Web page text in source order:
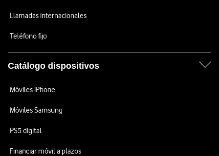
Llamadas internacionales
Teléfono fijo
Catálogo dispositivos
Móviles iPhone
Móviles Samsung
PS5 digital
Financiar móvil a plazos